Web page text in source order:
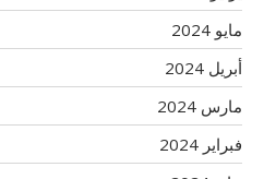
مايو 2024
أبريل 2024
مارس 2024
فبراير 2024